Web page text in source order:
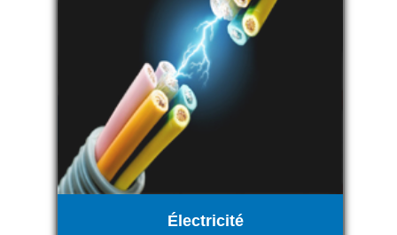
Électricité